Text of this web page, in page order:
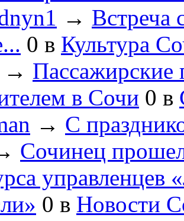
→ Встреча
0 в Культура
→ Пассажирские
в Сочи 0 в
→ С
Сочинец
управленцев
0 в Новости